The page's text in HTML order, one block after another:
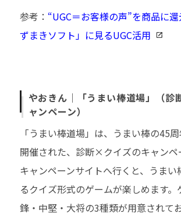
参考： “UGC＝お客様の声”を商品に
ずまきソフト」に見るUGC活用
やおきん｜「うまい棒道場」（
ャンペーン）
「うまい棒道場」は、うまい棒の45
開催された、診断×クイズのキャンペ
キャンペーンサイトへ行くと、うまい
るクイズ形式のゲームが楽しめます。
鋒・中堅・大将の3種類が用意されて